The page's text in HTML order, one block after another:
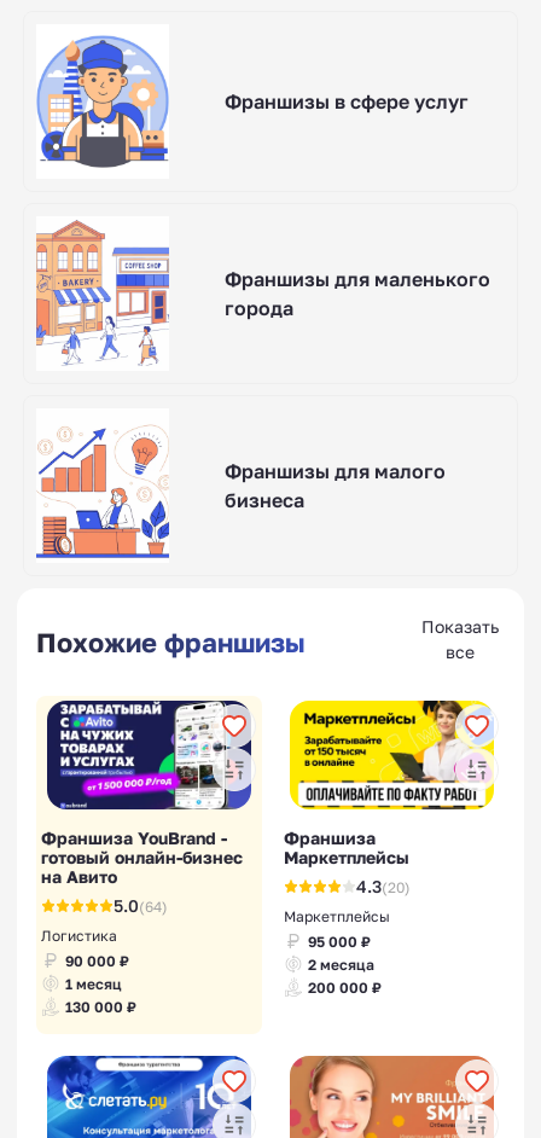
Франшизы в сфере услуг
Франшизы для маленького
города
Франшизы для малого
бизнеса
Похожие франшизы
Показать
все
Франшиза YouBrand -
готовый онлайн-бизнес
на Авито
5.0(64)
Логистика
90 000 ₽
1 месяц
130 000 ₽
Франшиза
Маркетплейсы
4.3(20)
Маркетплейсы
95 000 ₽
2 месяца
200 000 ₽